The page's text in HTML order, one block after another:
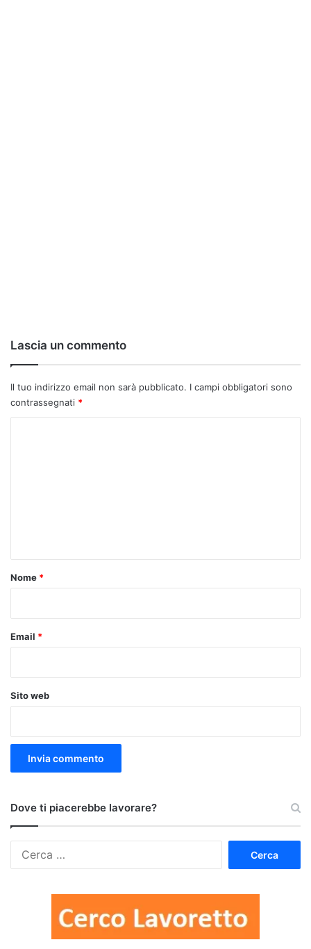
Lascia un commento
Il tuo indirizzo email non sarà pubblicato. I campi obbligatori sono
contrassegnati *
o
Nome *
Email *
Sito web
Dove ti piacerebbe lavorare?